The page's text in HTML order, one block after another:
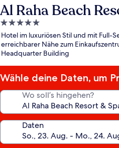
Al Raha Beach
5.0-
Sterne-
Unterkunft
Hotel im luxuriösen Stil und mit Full-
erreichbarer Nähe zum
Headquarter Building
Wähle deine Daten, um
Wo soll’s hingehen?
Daten